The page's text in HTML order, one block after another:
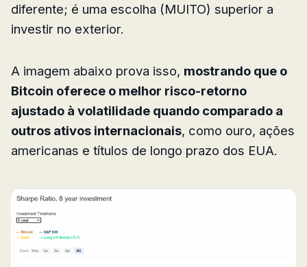
diferente; é uma escolha (MUITO) superior a
investir no exterior.
A imagem abaixo prova isso, mostrando que o
Bitcoin oferece o melhor risco-retorno
ajustado à volatilidade quando comparado a
outros ativos internacionais, como ouro, ações
americanas e títulos de longo prazo dos EUA.